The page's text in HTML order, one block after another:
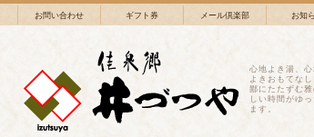
お問い合わせ ギフト券 メール倶楽部 お知
心地よき湯、
よきおもてなし
鄙にたたずむ
しい時間がゆ
ます。